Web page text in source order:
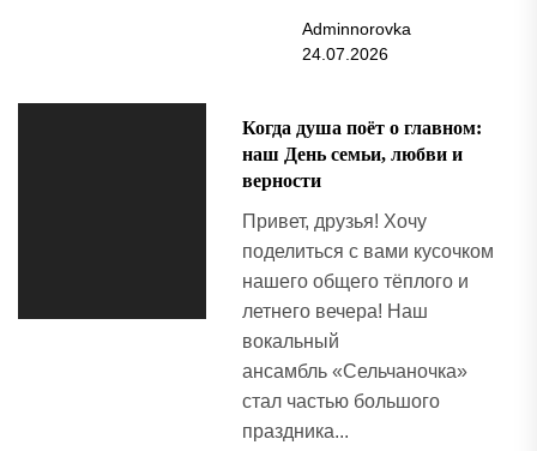
Adminnorovka
24.07.2026
Когда душа поёт о главном:
наш День семьи, любви и
верности
Привет, друзья! Хочу
поделиться с вами кусочком
нашего общего тёплого и
летнего вечера! Наш
вокальный
ансамбль «Сельчаночка»
стал частью большого
праздника...